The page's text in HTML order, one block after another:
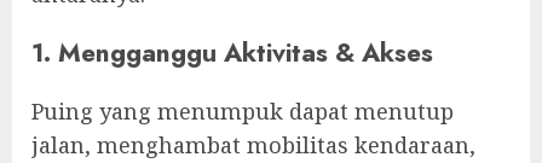
1. Mengganggu Aktivitas & Akses
Puing yang menumpuk dapat menutup
jalan, menghambat mobilitas kendaraan,